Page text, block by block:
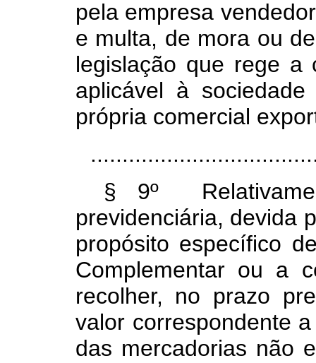
pela empresa
e multa, de mora ou
legislação que rege a
aplicável à
própria comercial
§ 9º
previdenciária, devida
propósito específico
Complementar ou a
recolher, no prazo
valor correspondente
das mercadorias não